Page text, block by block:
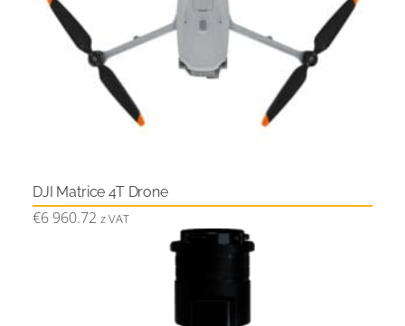
DJI Matrice 4T Drone
€6 960.72 z VAT